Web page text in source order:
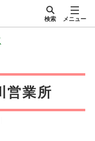
サイト内
検索 メニュー
業所